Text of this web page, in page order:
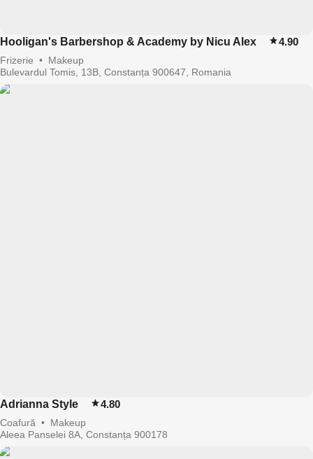
Hooligan's Barbershop & Academy by Nicu Alex 4.90
Frizerie • Makeup
Bulevardul Tomis, 13B, Constanța 900647, Romania
Adrianna Style 4.80
Coafură • Makeup
Aleea Panselei 8A, Constanța 900178